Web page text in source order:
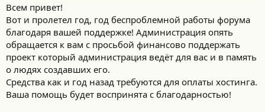
Всем привет!
Вот и пролетел год, год беспроблемной работы форума
благодаря вашей поддержке! Администрация опять
обращается к вам с просьбой финансово поддержать
проект который администрация ведёт для вас и в память
о людях создавших его.
Средства как и год назад требуются для оплаты хостинга.
Ваша помощь будет воспринята с благодарностью!